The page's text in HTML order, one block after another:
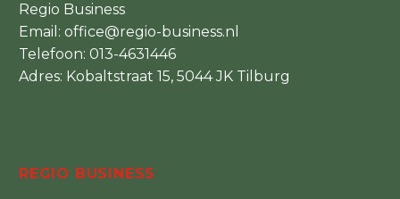
Regio Business
Email: office@regio-business.nl
Telefoon: 013-4631446
Adres: Kobaltstraat 15, 5044 JK Tilburg
REGIO BUSINESS